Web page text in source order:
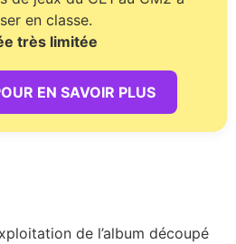
en classe.
très limitée
EN SAVOIR PLUS
de l’album découpé